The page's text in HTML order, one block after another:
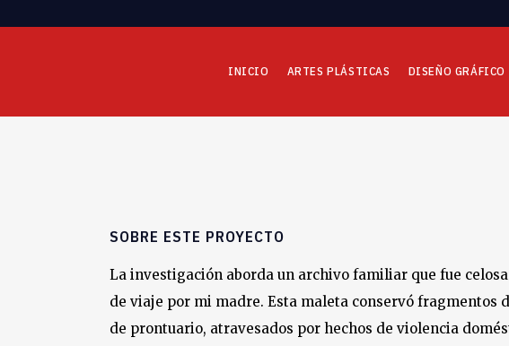
INICIO ARTES PLÁSTICAS DISEÑO GRÁFICO
SOBRE ESTE PROYECTO
La investigación aborda un archivo familiar que fue
de viaje por mi madre. Esta maleta conservó fragmentos
de prontuario, atravesados por hechos de violencia